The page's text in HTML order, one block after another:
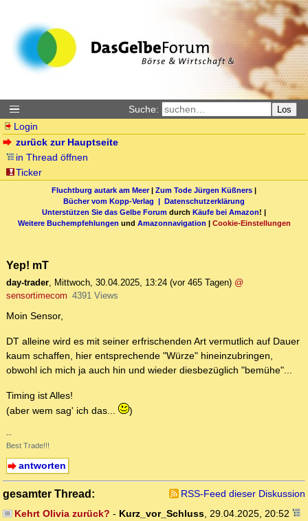
Suche: Los
Login
zurück zur Hauptseite
in Thread öffnen
Ticker
Fluchtburg autark am Meer| Zum Tode Jürgen Küßners |
Bücher vom Kopp-Verlag | Datenschutzerklärung
Unterstützen Sie das Gelbe Forum durch Käufe bei Amazon! |
Weitere Buchempfehlungen und Amazonnavigation | Cookie-Einstellungen
Yep! mT
day-trader, Mittwoch, 30.04.2025, 13:24 (vor 465 Tagen) @
sensortimecom 4391 Views
Moin Sensor,
DT alleine wird es mit seiner erfrischenden Art vermutlich auf Dauer
kaum schaffen, hier entsprechende "Würze" hineinzubringen,
obwohl ich mich ja auch hin und wieder diesbezüglich "bemühe"...
Timing ist Alles!
(aber wem sag' ich das...
)
--
Best Trade!!!
antworten
gesamter Thread:
RSS-Feed dieser Diskussion
Kehrt Olivia zurück? - Kurz_vor_Schluss, 29.04.2025, 20:52